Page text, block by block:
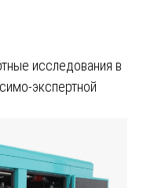
исследования в
экспертной